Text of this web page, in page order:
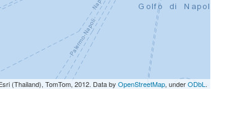
(Thailand), TomTom, 2012. Data by OpenStreetMap, underODbL.